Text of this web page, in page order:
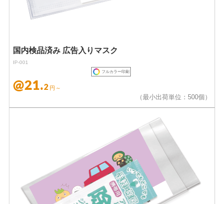
国内検品済み 広告入りマスク
IP-001
フルカラー印刷
@21.2 円～
（最小出荷単位：500個）